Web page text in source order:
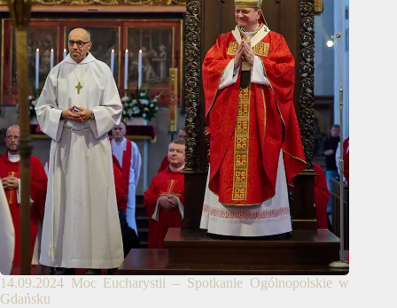
14.09.2024 Moc Eucharystii – Spotkanie Ogólnopolskie w
Gdańsku